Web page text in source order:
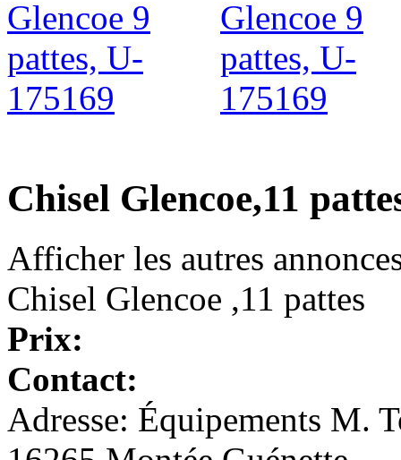
Chisel Glencoe,11
Afficher les autres
Chisel Glencoe ,11 pattes
Prix:
Contact:
Adresse: Équipements M.